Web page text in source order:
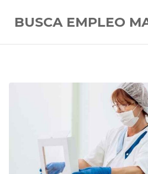
BUSCA EMPLEO